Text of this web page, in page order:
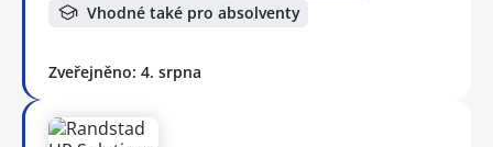
Vhodné také pro absolventy
Zveřejněno: 4. srpna